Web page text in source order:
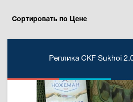
Сортировать по Цене
Реплика CKF Sukhoi